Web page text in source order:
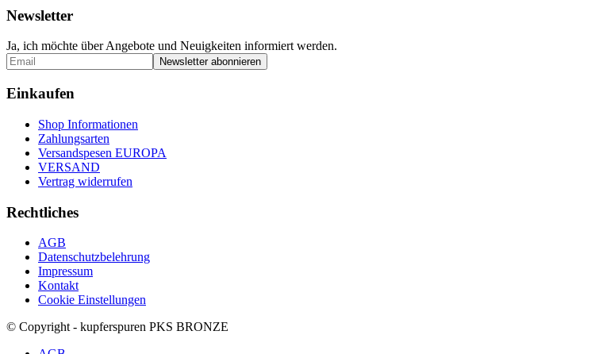
Newsletter
Ja, ich möchte über Angebote und Neuigkeiten informiert werden.
Einkaufen
Shop Informationen
Zahlungsarten
Versandspesen EUROPA
VERSAND
Vertrag widerrufen
Rechtliches
AGB
Datenschutzbelehrung
Impressum
Kontakt
Cookie Einstellungen
© Copyright - kupferspuren PKS BRONZE